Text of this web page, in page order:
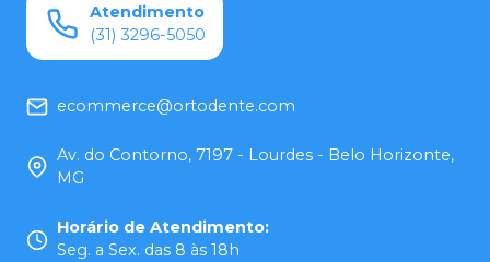
Atendimento
(31) 3296-5050
ecommerce@ortodente.com
Av. do Contorno, 7197 - Lourdes - Belo Horizonte,
MG
Horário de Atendimento:
Seg. a Sex. das 8 às 18h